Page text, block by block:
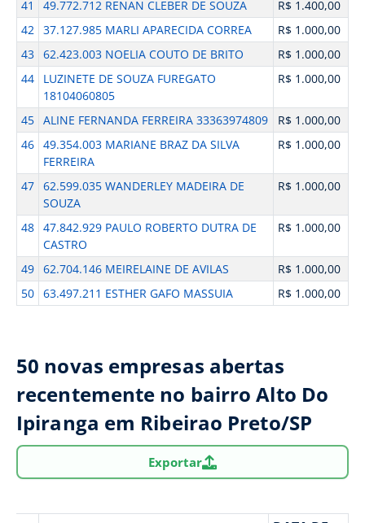
41 49.772.712 RENAN CLEBER DE SOUZA
R$ 1.400,00
42 37.127.985 MARLI APARECIDA CORREA
R$ 1.000,00
43 62.423.003 NOELIA COUTO DE BRITO
R$ 1.000,00
44
LUZINETE DE SOUZA FUREGATO
18104060805
R$ 1.000,00
45 ALINE FERNANDA FERREIRA 33363974809
R$ 1.000,00
46 49.354.003 MARIANE BRAZ DA SILVA
FERREIRA
R$ 1.000,00
47 62.599.035 WANDERLEY MADEIRA DE
SOUZA
R$ 1.000,00
48 47.842.929 PAULO ROBERTO DUTRA DE
CASTRO
R$ 1.000,00
49 62.704.146 MEIRELAINE DE AVILAS
R$ 1.000,00
50 63.497.211 ESTHER GAFO MASSUIA R$ 1.000,00
50 novas empresas abertas
recentemente no bairro Alto Do
Ipiranga em Ribeirao Preto/SP
Exportar